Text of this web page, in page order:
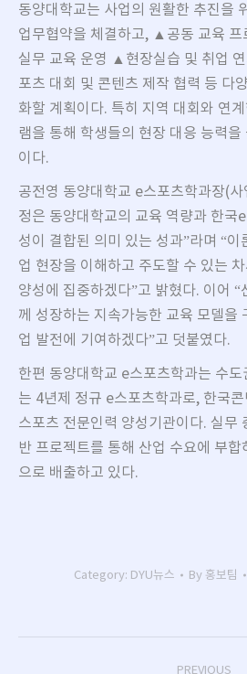
동양대학교는 사업의 원활한 추진을
업무협약을 체결하고, ▲공동 교육
실무 교육 운영 ▲현장실습 및 취업
포츠 대회 및 콘텐츠 제작 협력 등 다
화할 계획이다. 특히 지역 대회와 연
램을 통해 학생들의 현장 대응 능력을
이다.
공전영 동양대학교 e스포츠학과장(
정은 동양대학교의 교육 역량과 한국
성이 결합된 의미 있는 성과”라며 “
업 현장을 이해하고 주도할 수 있는
양성에 집중하겠다”고 밝혔다. 이어
께 성장하는 지속가능한 교육 모델을
업 발전에 기여하겠다”고 덧붙였다.
한편 동양대학교 e스포츠학과는 수도
는 4년제 정규 e스포츠학과로, 한국
스포츠 전문인력 양성기관이다. 실무
반 프로젝트를 통해 산업 수요에 부
으로 배출하고 있다.
Category: DYU뉴스 By 홍보팀
PREVIOUS